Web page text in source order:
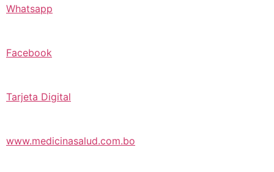
Whatsapp
Facebook
Tarjeta Digital
www.medicinasalud.com.bo